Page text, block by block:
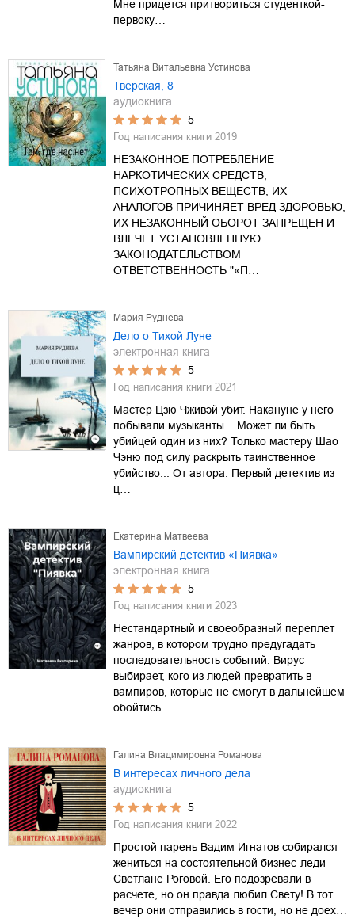
Мне придется притвориться студенткой-
первоку…
Татьяна Витальевна Устинова
Тверская, 8
аудиокнига
5
Год написания книги 2019
НЕЗАКОННОЕ ПОТРЕБЛЕНИЕ
НАРКОТИЧЕСКИХ СРЕДСТВ,
ПСИХОТРОПНЫХ ВЕЩЕСТВ, ИХ
АНАЛОГОВ ПРИЧИНЯЕТ ВРЕД ЗДОРОВЬЮ,
ИХ НЕЗАКОННЫЙ ОБОРОТ ЗАПРЕЩЕН И
ВЛЕЧЕТ УСТАНОВЛЕННУЮ
ЗАКОНОДАТЕЛЬСТВОМ
ОТВЕТСТВЕННОСТЬ "«П…
Мария Руднева
Дело о Тихой Луне
электронная книга
5
Год написания книги 2021
Мастер Цзю Чживэй убит. Накануне у него
побывали музыканты... Может ли быть
убийцей один из них? Только мастеру Шао
Чэню под силу раскрыть таинственное
убийство... От автора: Первый детектив из
ц…
Екатерина Матвеева
Вампирский детектив «Пиявка»
электронная книга
5
Год написания книги 2023
Нестандартный и своеобразный переплет
жанров, в котором трудно предугадать
последовательность событий. Вирус
выбирает, кого из людей превратить в
вампиров, которые не смогут в дальнейшем
обойтись…
Галина Владимировна Романова
В интересах личного дела
аудиокнига
5
Год написания книги 2022
Простой парень Вадим Игнатов собирался
жениться на состоятельной бизнес-леди
Светлане Роговой. Его подозревали в
расчете, но он правда любил Свету! В тот
вечер они отправились в гости, но не доех…